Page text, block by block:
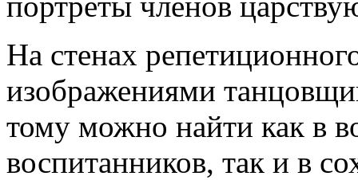
На стенах
изображениями
тому можно найти как в
воспитанников, так и в